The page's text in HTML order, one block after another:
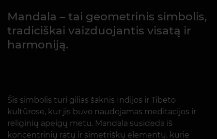
Mandala – tai geometrinis simbolis,
tradiciškai vaizduojantis visatą ir
harmoniją.
Šis simbolis turi gilias šaknis Indijos ir Tibeto
kultūrose, kur jis buvo naudojamas meditacijos ir
religinių apeigų metu. Mandala susideda iš
koncentrinių ratų ir simetriškų elementų, kurie